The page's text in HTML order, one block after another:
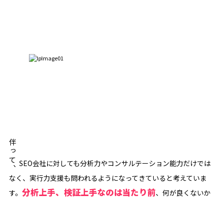
伴って、 SEO会社に対しても分析力やコンサルテーション能力だけでは
なく、実行力支援も問われるようになってきていると考えていま
す。 分析上手、検証上手なのは当たり前、何が良くないか